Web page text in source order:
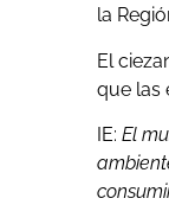
la
El
que las
IE: El